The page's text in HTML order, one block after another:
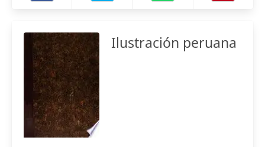
Ilustración peruana